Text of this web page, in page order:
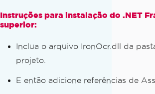
Instruções para instalação do .NET
superior:
Inclua o arquivo IronOcr.dll da
projeto.
E então adicione referências de